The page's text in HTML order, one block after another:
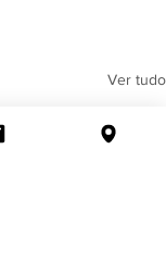
Ver tudo